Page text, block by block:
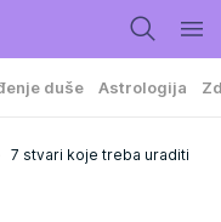
duše Astrologija
7 stvari koje treba uraditi